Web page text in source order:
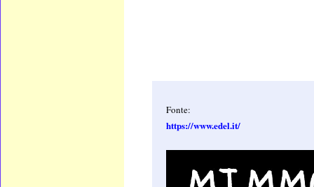
Fonte:
https://www.edel.it/